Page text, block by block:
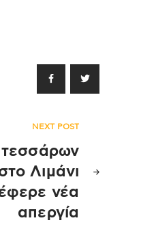
NEXT POST
Λιμάνι
νέα
απεργία